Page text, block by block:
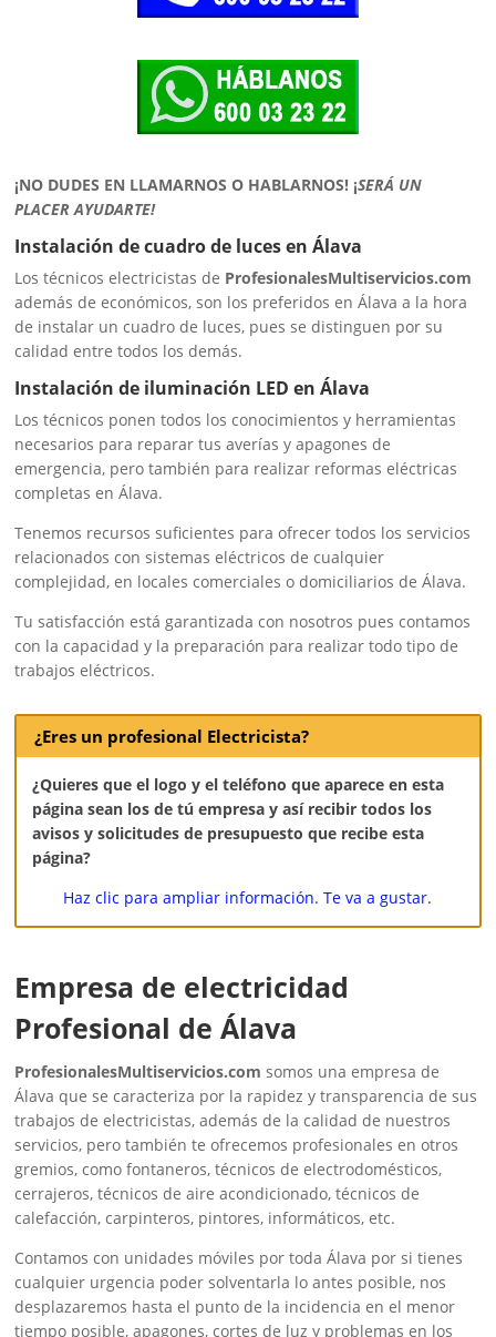
¡NO DUDES EN LLAMARNOS O HABLARNOS! ¡SERÁ UN
PLACER AYUDARTE!
Instalación de cuadro de luces en Álava
Los técnicos electricistas de ProfesionalesMultiservicios.com
además de económicos, son los preferidos en Álava a la hora
de instalar un cuadro de luces, pues se distinguen por su
calidad entre todos los demás.
Instalación de iluminación LED en Álava
Los técnicos ponen todos los conocimientos y herramientas
necesarios para reparar tus averías y apagones de
emergencia, pero también para realizar reformas eléctricas
completas en Álava.
Tenemos recursos suficientes para ofrecer todos los servicios
relacionados con sistemas eléctricos de cualquier
complejidad, en locales comerciales o domiciliarios de Álava.
Tu satisfacción está garantizada con nosotros pues contamos
con la capacidad y la preparación para realizar todo tipo de
trabajos eléctricos.
¿Eres un profesional Electricista?
¿Quieres que el logo y el teléfono que aparece en esta
página sean los de tú empresa y así recibir todos los
avisos y solicitudes de presupuesto que recibe esta
página?
Haz clic para ampliar información. Te va a gustar.
Empresa de electricidad
Profesional de Álava
ProfesionalesMultiservicios.com somos una empresa de
Álava que se caracteriza por la rapidez y transparencia de sus
trabajos de electricistas, además de la calidad de nuestros
servicios, pero también te ofrecemos profesionales en otros
gremios, como fontaneros, técnicos de electrodomésticos,
cerrajeros, técnicos de aire acondicionado, técnicos de
calefacción, carpinteros, pintores, informáticos, etc.
Contamos con unidades móviles por toda Álava por si tienes
cualquier urgencia poder solventarla lo antes posible, nos
desplazaremos hasta el punto de la incidencia en el menor
tiempo posible, apagones, cortes de luz y problemas en los